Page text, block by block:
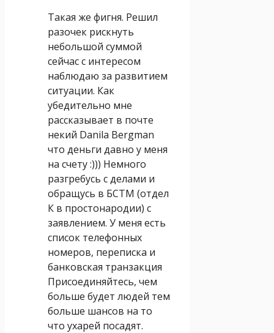
Такая же фигня. Решил
разочек рискнуть
небольшой суммой
сейчас с интересом
наблюдаю за развитием
ситуации. Как
убедительно мне
рассказывает в почте
некий Danila Bergman
что деньги давно у меня
на счету :))) Немного
разгребусь с делами и
обращусь в БСТМ (отдел
К в простонародии) с
заявлением. У меня есть
список телефонных
номеров, переписка и
банковская транзакция
Присоединяйтесь, чем
больше будет людей тем
больше шансов на то
что ухарей посадят.